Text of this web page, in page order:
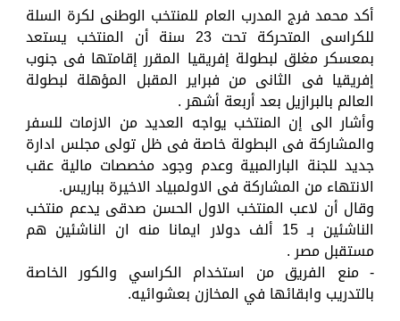
أكد محمد فرج المدرب العام للمنتخب الوطنى لكرة السلة
للكراسى المتحركة تحت 23 سنة أن المنتخب يستعد
بمعسكر مغلق لبطولة إفريقيا المقرر إقامتها فى جنوب
إفريقيا فى الثانى من فبراير المقبل المؤهلة لبطولة
العالم بالبرازيل بعد أربعة أشهر .
وأشار الى إن المنتخب يواجه العديد من الازمات للسفر
والمشاركة فى البطولة خاصة فى ظل تولى مجلس ادارة
جديد للجنة البارالمبية وعدم وجود مخصصات مالية عقب
الانتهاء من المشاركة فى الاولمبياد الاخيرة بباريس.
وقال أن لاعب المنتخب الاول الحسن صدقى يدعم منتخب
الناشئين بـ 15 ألف دولار ايمانا منه ان الناشئين هم
مستقبل مصر .
- منع الفريق من استخدام الكراسي والكور الخاصة
بالتدريب وابقائها في المخازن بعشوائيه.